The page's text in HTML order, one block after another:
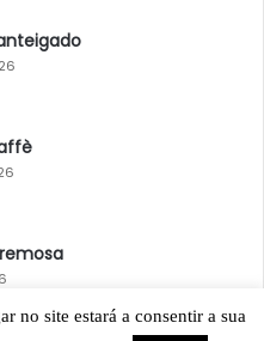
no site estará a consentir a sua